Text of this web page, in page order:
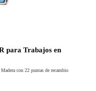
para Trabajos en
con 22 puntas de recambio